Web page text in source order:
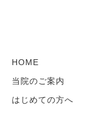
HOME
当院のご案内
はじめての方へ